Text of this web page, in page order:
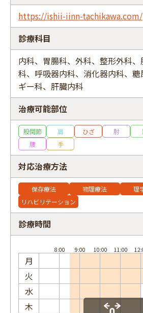
https://ishii-iinn-tachikawa.com/
診療科目
内科、胃腸科、外科、整形外科
科、呼吸器内科、消化器内科、
ギー科、肝臓内科
治療可能部位
股関節 肩 ひざ 肘
腰
手
対応治療方法
保存療法 物理療法
理
リハビリテーション
診療時間
月
火
水
木